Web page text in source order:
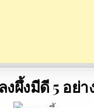
ผึ้งมีดี 5 อย่